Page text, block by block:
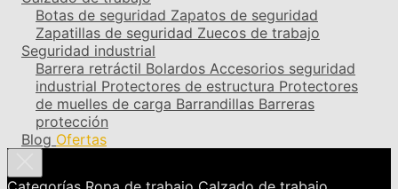
Botas de seguridad Zapatos de seguridad
Zapatillas de seguridad Zuecos de trabajo
Seguridad industrial
Barrera retráctil Bolardos Accesorios seguridad
industrial Protectores de estructura Protectores
de muelles de carga Barrandillas Barreras
protección
Blog Ofertas